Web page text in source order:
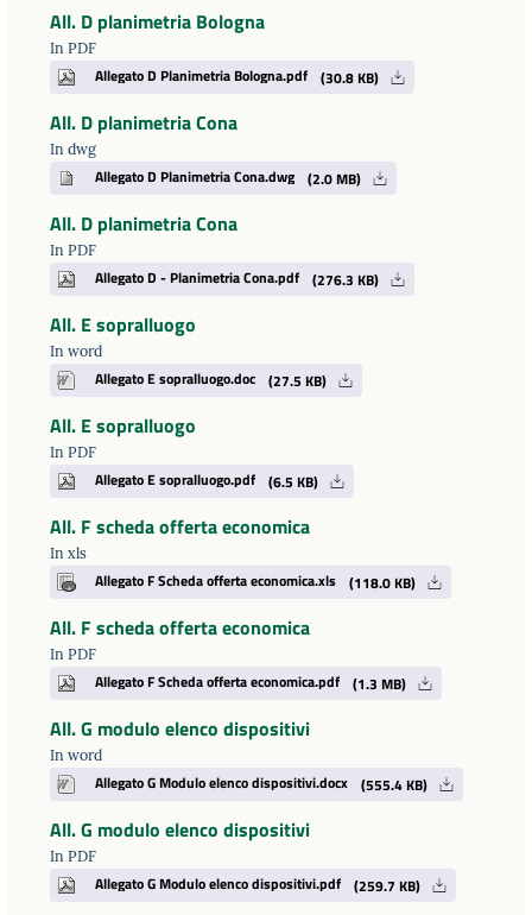
All. D planimetria Bologna
In PDF
Allegato D Planimetria Bologna.pdf (30.8 KB)
All. D planimetria Cona
In dwg
Allegato D Planimetria Cona.dwg (2.0 MB)
All. D planimetria Cona
In PDF
Allegato D - Planimetria Cona.pdf (276.3 KB)
All. E sopralluogo
In word
Allegato E sopralluogo.doc (27.5 KB)
All. E sopralluogo
In PDF
Allegato E sopralluogo.pdf (6.5 KB)
All. F scheda offerta economica
In xls
Allegato F Scheda offerta economica.xls (118.0 KB)
All. F scheda offerta economica
In PDF
Allegato F Scheda offerta economica.pdf (1.3 MB)
All. G modulo elenco dispositivi
In word
Allegato G Modulo elenco dispositivi.docx (555.4 KB)
All. G modulo elenco dispositivi
In PDF
Allegato G Modulo elenco dispositivi.pdf (259.7 KB)